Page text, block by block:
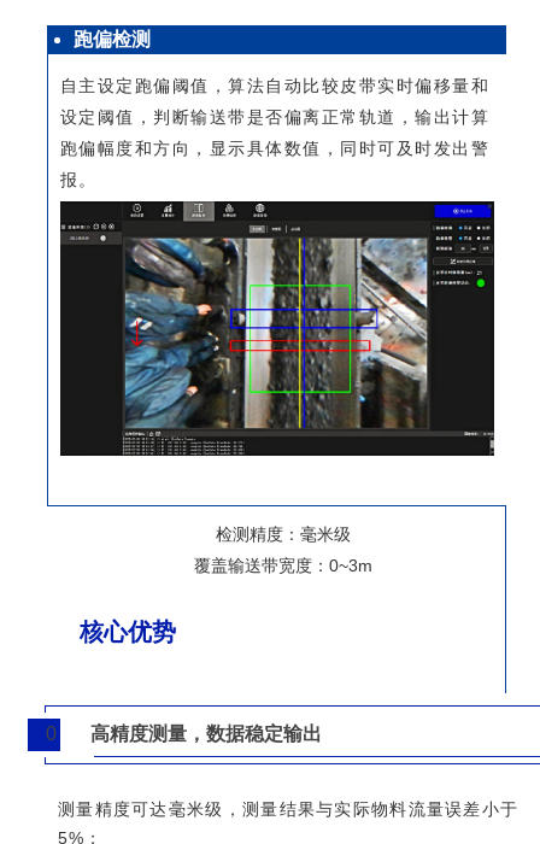
跑偏检测
自主设定跑偏阈值，算法自动比较皮带实时偏移量和
设定阈值，判断输送带是否偏离正常轨道，输出计算
跑偏幅度和方向，显示具体数值，同时可及时发出警
报。
检测精度：毫米级
覆盖输送带宽度：0~3m
核心优势
0
1
高精度测量，数据稳定输出
测量精度可达毫米级，测量结果与实际物料流量误差小于
5%；